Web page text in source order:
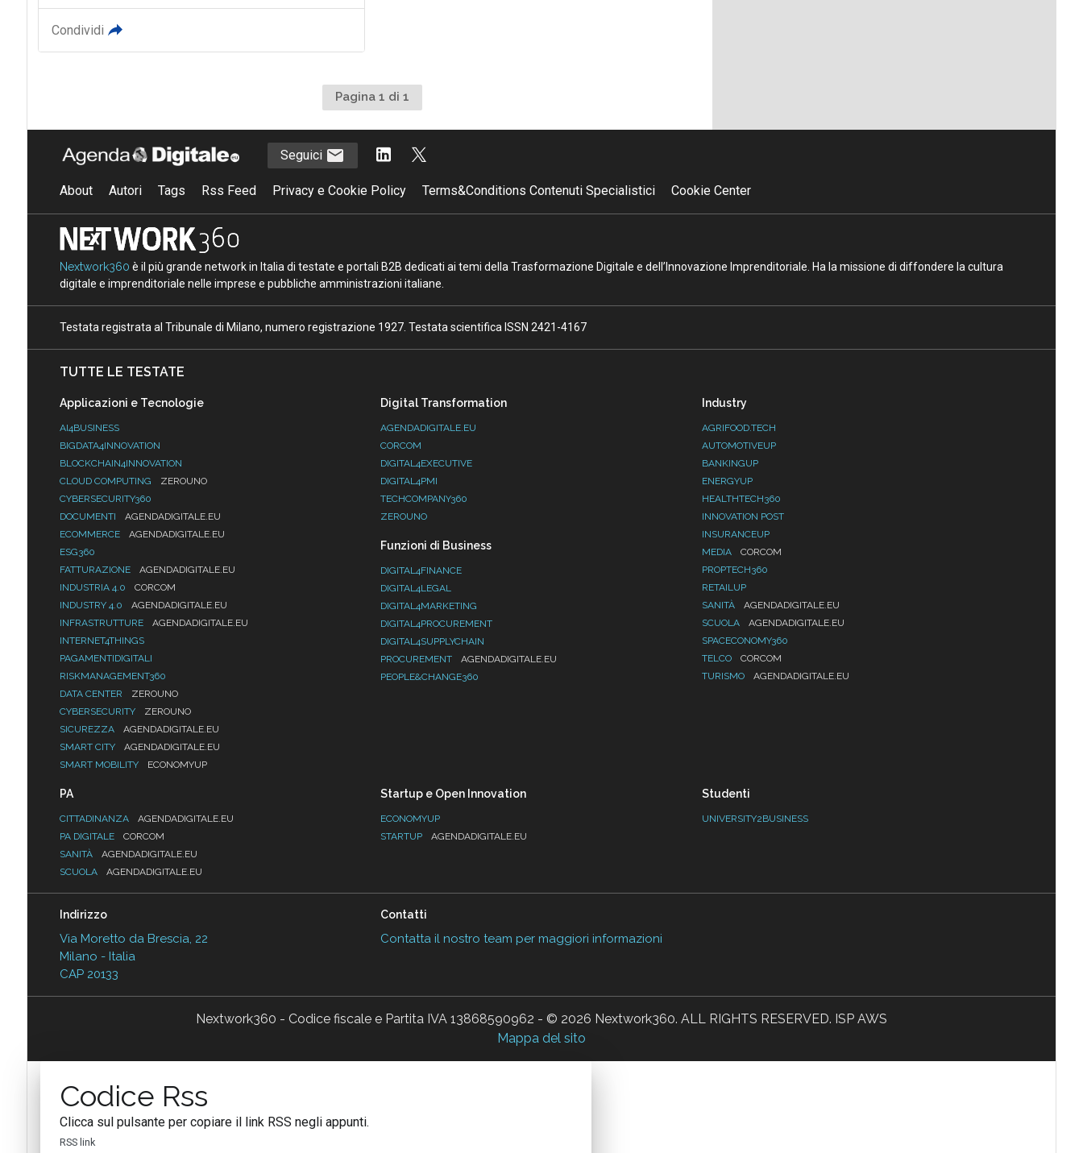
Condividi
Pagina 1 di 1
Seguici
About Autori Tags Rss Feed Privacy e Cookie Policy Terms&Conditions Contenuti Specialistici Cookie Center
Nextwork360 è il più grande network in Italia di testate e portali B2B dedicati ai temi della Trasformazione Digitale e dell’Innovazione Imprenditoriale. Ha la missione di diffondere la cultura
digitale e imprenditoriale nelle imprese e pubbliche amministrazioni italiane.
Testata registrata al Tribunale di Milano, numero registrazione 1927. Testata scientifica ISSN 2421-4167
TUTTE LE TESTATE
Applicazioni e Tecnologie
AI4BUSINESS
BIGDATA4INNOVATION
BLOCKCHAIN4INNOVATION
CLOUD COMPUTING
ZEROUNO
CYBERSECURITY360
DOCUMENTI
AGENDADIGITALE.EU
ECOMMERCE
AGENDADIGITALE.EU
ESG360
FATTURAZIONE
AGENDADIGITALE.EU
INDUSTRIA 4.0
CORCOM
INDUSTRY 4.0
AGENDADIGITALE.EU
INFRASTRUTTURE
AGENDADIGITALE.EU
INTERNET4THINGS
PAGAMENTIDIGITALI
RISKMANAGEMENT360
DATA CENTER
ZEROUNO
CYBERSECURITY
ZEROUNO
SICUREZZA
AGENDADIGITALE.EU
SMART CITY
AGENDADIGITALE.EU
SMART MOBILITY
ECONOMYUP
Digital Transformation
AGENDADIGITALE.EU
CORCOM
DIGITAL4EXECUTIVE
DIGITAL4PMI
TECHCOMPANY360
ZEROUNO
Funzioni di Business
DIGITAL4FINANCE
DIGITAL4LEGAL
DIGITAL4MARKETING
DIGITAL4PROCUREMENT
DIGITAL4SUPPLYCHAIN
PROCUREMENT
AGENDADIGITALE.EU
PEOPLE&CHANGE360
Industry
AGRIFOOD.TECH
AUTOMOTIVEUP
BANKINGUP
ENERGYUP
HEALTHTECH360
INNOVATION POST
INSURANCEUP
MEDIA
CORCOM
PROPTECH360
RETAILUP
SANITÀ
AGENDADIGITALE.EU
SCUOLA
AGENDADIGITALE.EU
SPACECONOMY360
TELCO
CORCOM
TURISMO
AGENDADIGITALE.EU
PA
CITTADINANZA
AGENDADIGITALE.EU
PA DIGITALE
CORCOM
SANITÀ
AGENDADIGITALE.EU
SCUOLA
AGENDADIGITALE.EU
Startup e Open Innovation
ECONOMYUP
STARTUP
AGENDADIGITALE.EU
Studenti
UNIVERSITY2BUSINESS
Indirizzo
Via Moretto da Brescia, 22
Milano - Italia
CAP 20133
Contatti
Contatta il nostro team per maggiori informazioni
Nextwork360 - Codice fiscale e Partita IVA 13868590962 - © 2026 Nextwork360. ALL RIGHTS RESERVED. ISP AWS
Mappa del sito
Codice Rss
Clicca sul pulsante per copiare il link RSS negli appunti.
RSS link